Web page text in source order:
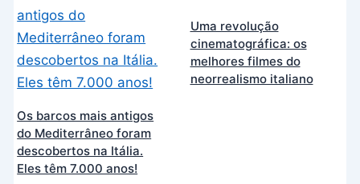
Os barcos mais antigos
do Mediterrâneo foram
descobertos na Itália.
Eles têm 7.000 anos!
Uma revolução
cinematográfica: os
melhores filmes do
neorrealismo italiano